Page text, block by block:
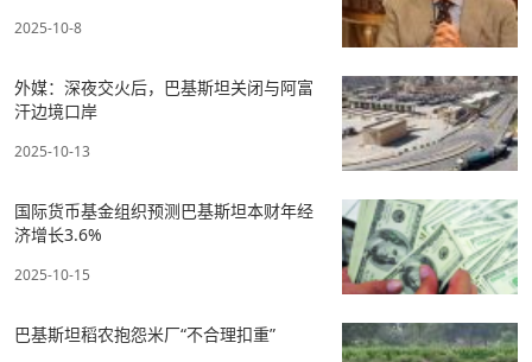
2025-10-8
外媒：深夜交火后，巴基斯坦关闭与阿富
汗边境口岸
2025-10-13
国际货币基金组织预测巴基斯坦本财年经
济增长3.6%
2025-10-15
巴基斯坦稻农抱怨米厂“不合理扣重”